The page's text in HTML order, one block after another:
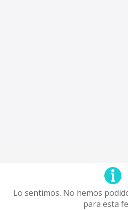
Lo sentimos. No hemos
para esta